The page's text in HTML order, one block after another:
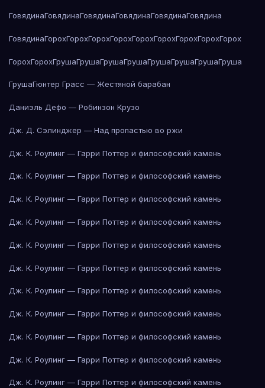
ГовядинаГовядинаГовядинаГовядинаГовядинаГовядина
ГовядинаГорохГорохГорохГорохГорохГорохГорохГорохГорох
ГорохГорохГрушаГрушаГрушаГрушаГрушаГрушаГрушаГруша
ГрушаГюнтер Грасс — Жестяной барабан
Даниэль Дефо — Робинзон Крузо
Дж. Д. Сэлинджер — Над пропастью во ржи
Дж. К. Роулинг — Гарри Поттер и философский камень
Дж. К. Роулинг — Гарри Поттер и философский камень
Дж. К. Роулинг — Гарри Поттер и философский камень
Дж. К. Роулинг — Гарри Поттер и философский камень
Дж. К. Роулинг — Гарри Поттер и философский камень
Дж. К. Роулинг — Гарри Поттер и философский камень
Дж. К. Роулинг — Гарри Поттер и философский камень
Дж. К. Роулинг — Гарри Поттер и философский камень
Дж. К. Роулинг — Гарри Поттер и философский камень
Дж. К. Роулинг — Гарри Поттер и философский камень
Дж. К. Роулинг — Гарри Поттер и философский камень